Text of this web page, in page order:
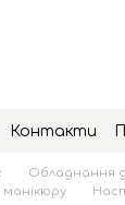
Контакти
Обладнання
манікюру